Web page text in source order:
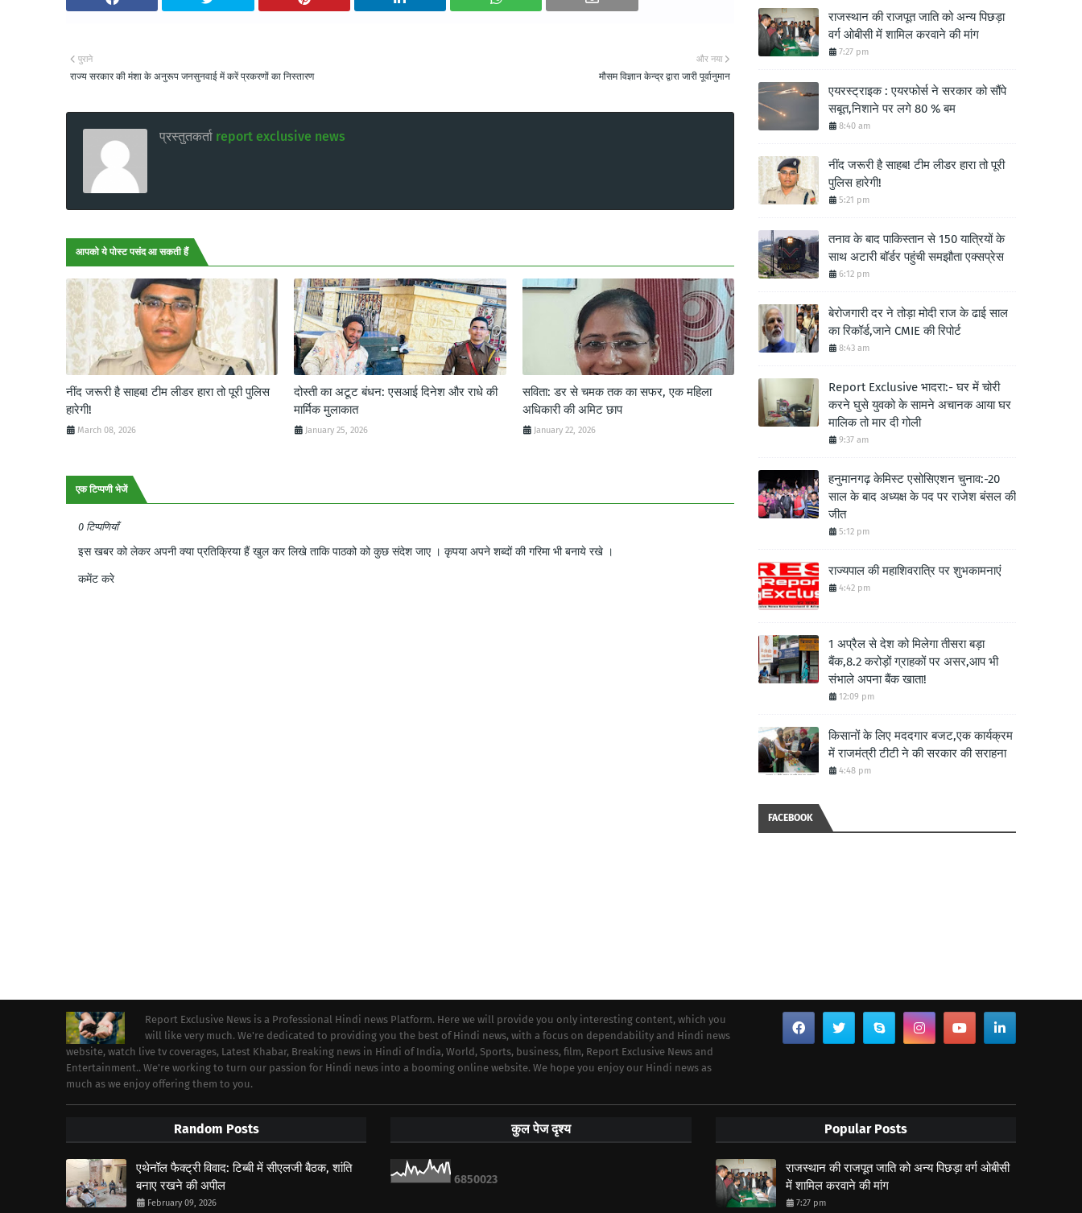
और नया
मौसम विज्ञान केन्द्र द्वारा जारी पूर्वानुमान
पुराने
राज्य सरकार की मंशा के अनुरूप जनसुनवाई में करें प्रकरणों का निस्तारण
प्रस्तुतकर्ता report exclusive news
आपको ये पोस्ट पसंद आ सकती हैं
नींद जरूरी है साहब! टीम लीडर हारा तो पूरी पुलिस
हारेगी!
March 08, 2026
दोस्ती का अटूट बंधन: एसआई दिनेश और राधे की
मार्मिक मुलाकात
January 25, 2026
सविता: डर से चमक तक का सफर, एक महिला
अधिकारी की अमिट छाप
January 22, 2026
एक टिप्पणी भेजें
0 टिप्पणियाँ
इस खबर को लेकर अपनी क्या प्रतिक्रिया हैं खुल कर लिखे ताकि पाठको को कुछ संदेश जाए । कृपया अपने शब्दों की गरिमा भी बनाये रखे ।
कमेंट करे
राजस्थान की राजपूत जाति को अन्य पिछड़ा
वर्ग ओबीसी में शामिल करवाने की मांग
7:27 pm
एयरस्ट्राइक : एयरफोर्स ने सरकार को सौंपे
सबूत,निशाने पर लगे 80 % बम
8:40 am
नींद जरूरी है साहब! टीम लीडर हारा तो पूरी
पुलिस हारेगी!
5:21 pm
तनाव के बाद पाकिस्तान से 150 यात्रियों के
साथ अटारी बॉर्डर पहुंची समझौता एक्सप्रेस
6:12 pm
बेरोजगारी दर ने तोड़ा मोदी राज के ढाई साल
का रिकॉर्ड,जाने CMIE की रिपोर्ट
8:43 am
Report Exclusive भादरा:- घर में चोरी
करने घुसे युवको के सामने अचानक आया घर
मालिक तो मार दी गोली
9:37 am
हनुमानगढ़ केमिस्ट एसोसिएशन चुनाव:-20
साल के बाद अध्यक्ष के पद पर राजेश बंसल की
जीत
5:12 pm
राज्यपाल की महाशिवरात्रि पर शुभकामनाएं
4:42 pm
1 अप्रैल से देश को मिलेगा तीसरा बड़ा
बैंक,8.2 करोड़ों ग्राहकों पर असर,आप भी
संभाले अपना बैंक खाता!
12:09 pm
किसानों के लिए मददगार बजट,एक कार्यक्रम
में राजमंत्री टीटी ने की सरकार की सराहना
4:48 pm
FACEBOOK
Report Exclusive News is a Professional Hindi news Platform. Here we will provide you only interesting content, which you
will like very much. We're dedicated to providing you the best of Hindi news, with a focus on dependability and Hindi news
website, watch live tv coverages, Latest Khabar, Breaking news in Hindi of India, World, Sports, business, film, Report Exclusive News and
Entertainment.. We're working to turn our passion for Hindi news into a booming online website. We hope you enjoy our Hindi news as
much as we enjoy offering them to you.
Random Posts
एथेनॉल फैक्ट्री विवाद: टिब्बी में सीएलजी बैठक, शांति
बनाए रखने की अपील
February 09, 2026
कुल पेज दृश्य
6850023
Popular Posts
राजस्थान की राजपूत जाति को अन्य पिछड़ा वर्ग ओबीसी
में शामिल करवाने की मांग
7:27 pm